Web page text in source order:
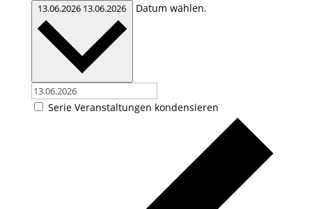
13.06.2026 13.06.2026 Datum wählen.
Serie Veranstaltungen kondensieren